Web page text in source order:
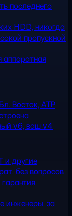
последнего
HDD, никогда
пропускной
Восток, АТР
v6, ваш v4
и другие
без вопросов
инженеры, за